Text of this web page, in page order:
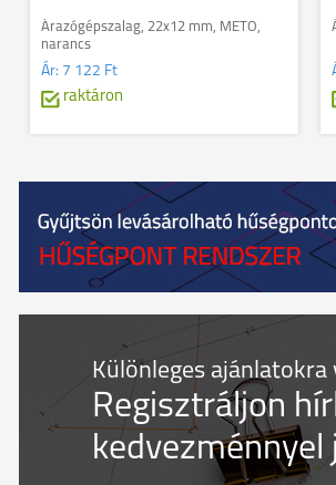
Árazógépszalag, 22x12 mm, METO,
narancs
Ár: 7 122 Ft
raktáron
Különleges ajánlatokra
Regisztráljon